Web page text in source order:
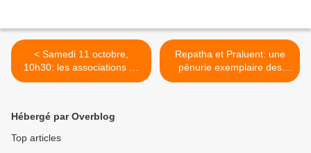
< Samedi 11 octobre,
10h30: les associations se
mobilisent face à la crise
Repatha et Praluent: une
pénurie exemplaire des
abus de l’industrie
Hébergé par Overblog
Top articles